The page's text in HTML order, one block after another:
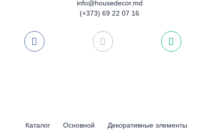
info@housedecor.md
(+373) 69 22 07 16
Каталог Основной Декоративные элементы